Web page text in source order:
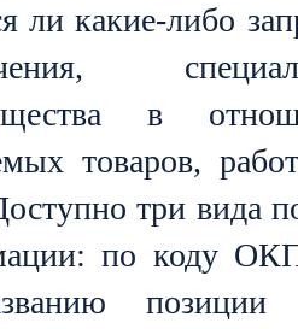
ли какие-либо
в
товаров,
три вида
по коду
позиции